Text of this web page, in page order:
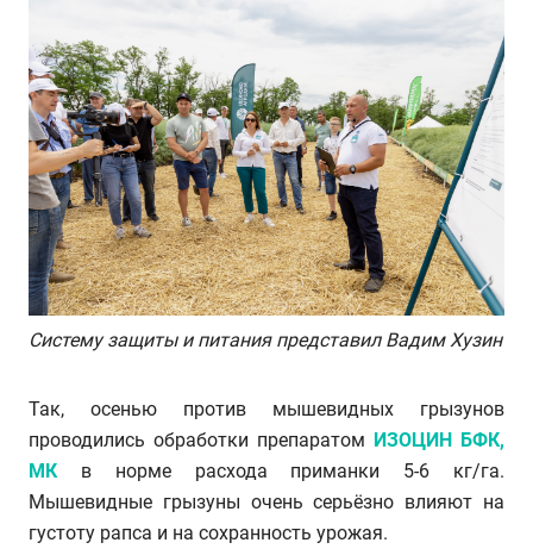
Систему защиты и питания представил Вадим Хузин
Так, осенью против мышевидных грызунов
проводились обработки препаратом ИЗОЦИН БФК,
МКв норме расхода приманки 5-6 кг/га.
Мышевидные грызуны очень серьёзно влияют на
густоту рапса и на сохранность урожая.